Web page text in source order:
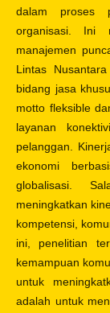
dalam proses
organisasi. Ini
manajemen
Lintas
bidang jasa
motto fleksible
layanan
pelanggan.
ekonomi
globalisasi.
meningkatkan
kompetensi,
ini, penelitian
kemampuan
untuk
adalah untuk